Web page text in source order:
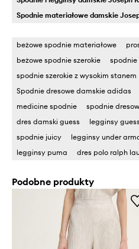
Spodnie materiałowe damskie
beżowe spodnie materiałowe
beżowe spodnie szerokie
spodnie
spodnie szerokie z wysokim stanem
Spodnie dresowe damskie adidas
medicine spodnie
spodnie
dres damski guess
legginsy guess
spodnie juicy
legginsy under
legginsy puma
dres polo ralph
Podobne produkty